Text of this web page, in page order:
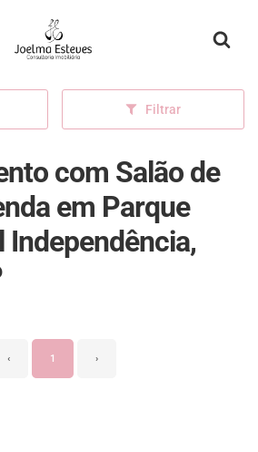
Página inicial
Filtrar
com Salão de
em Parque
Independência,
‹ 1 ›